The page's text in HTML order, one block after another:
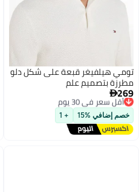
تومي هيلفيغر قبعة على شكل دلو
مطرزة بتصميم علم
269أقل سعر في 30 يوم
توصيل مجاني
أقل سعر في 30 يوم
خصم إضافي %15 + 1